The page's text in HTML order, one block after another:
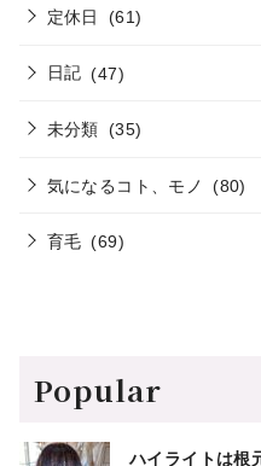
定休日 (61)
日記 (47)
未分類 (35)
気になるコト、モノ (80)
育毛 (69)
Popular
ハイライトは根